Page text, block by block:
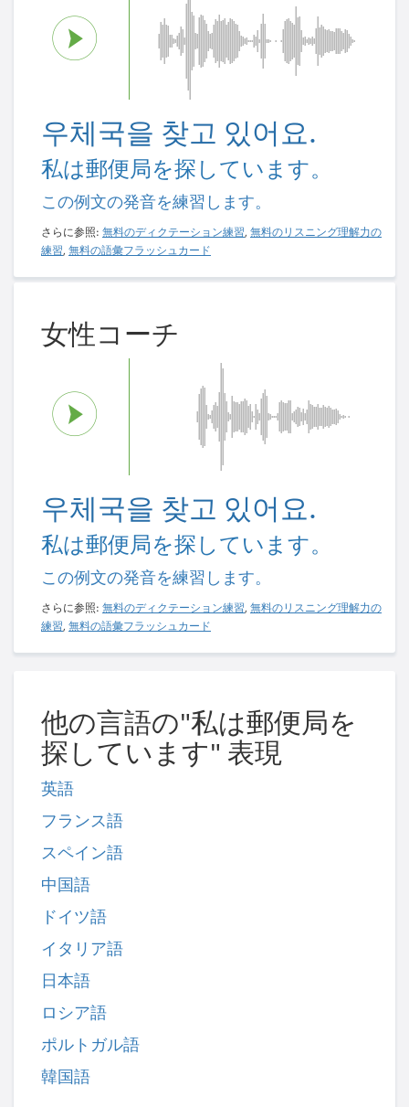
우체국을 찾고 있어요.
私は郵便局を探しています。
この例文の発音を練習します。
さらに参照: 無料のディクテーション練習, 無料のリスニング理解力の
練習, 無料の語彙フラッシュカード
女性コーチ
우체국을 찾고 있어요.
私は郵便局を探しています。
この例文の発音を練習します。
さらに参照: 無料のディクテーション練習, 無料のリスニング理解力の
練習, 無料の語彙フラッシュカード
他の言語の"私は郵便局を
探しています" 表現
英語
フランス語
スペイン語
中国語
ドイツ語
イタリア語
日本語
ロシア語
ポルトガル語
韓国語